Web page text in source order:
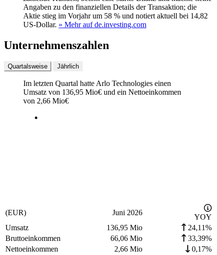
Angaben zu den finanziellen Details der Transaktion; die
Aktie stieg im Vorjahr um 58 % und notiert aktuell bei 14,82
US-Dollar. » Mehr auf de.investing.com
Unternehmenszahlen
Quartalsweise Jährlich
Im letzten Quartal hatte Arlo Technologies einen
Umsatz von 136,95 Mio€ und ein Nettoeinkommen
von 2,66 Mio€
(EUR) Juni 2026
YOY
Umsatz
136,95 Mio
24,11%
Bruttoeinkommen
66,06 Mio
33,39%
Nettoeinkommen
2,66 Mio
0,17%